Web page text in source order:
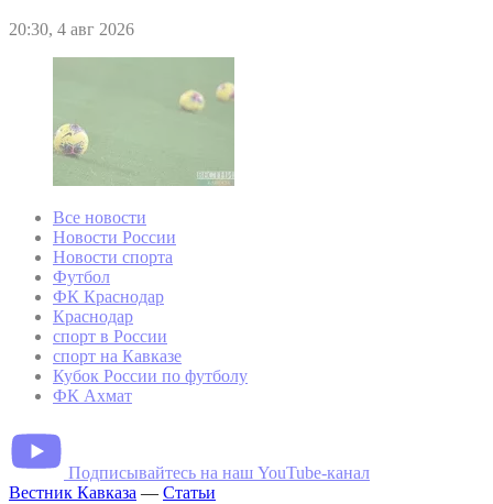
20:30, 4 авг 2026
Все новости
Новости России
Новости спорта
Футбол
ФК Краснодар
Краснодар
спорт в России
спорт на Кавказе
Кубок России по футболу
ФК Ахмат
Подписывайтесь на наш YouTube-канал
Вестник Кавказа — Статьи